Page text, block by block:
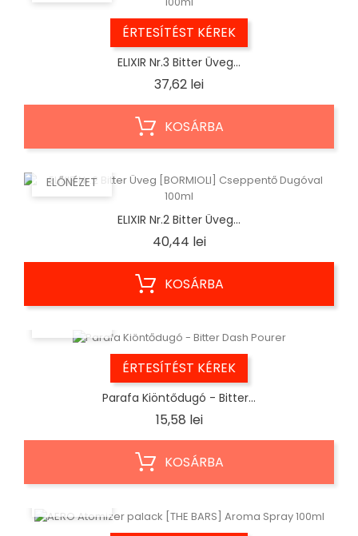
ÉRTESÍTÉST KÉREK
ELIXIR Nr.3 Bitter Üveg...
37,62 leiÁr
KOSÁRBA
ELŐNÉZET
ELIXIR Nr.2 Bitter Üveg...
40,44 leiÁr
KOSÁRBA
ÉRTESÍTÉST KÉREK
Parafa Kiöntődugó - Bitter...
15,58 leiÁr
KOSÁRBA